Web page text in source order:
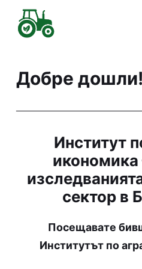
Добре дошли!
Институт
икономика
сектор в
Посещавате
Институтът по
Home
Икономиката
Агробизнес
Кариера в